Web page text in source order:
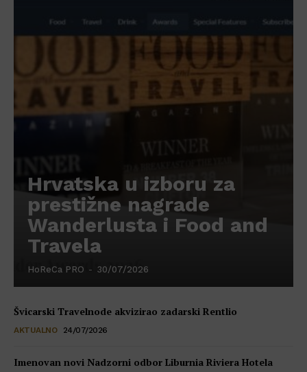
Hrvatska u izboru za
prestižne nagrade
Wanderlusta i Food and
Travela
HoReCa PRO - 30/07/2026
Švicarski Travelnode akvizirao zadarski Rentlio
AKTUALNO 24/07/2026
Imenovan novi Nadzorni odbor Liburnia Riviera Hotela